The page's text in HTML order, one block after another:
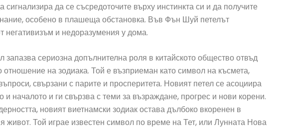
сигнализира да се съсредоточите върху инстинкта си и да получите
особено в плашеща обстановка. Във Фън Шуй петелът
негативизъм и недоразумения у дома.
запазва сериозна допълнителна роля в китайското общество отвъд
отношение на зодиака. Той е възприеман като символ на късмета,
свързани с парите и просперитета. Новият петел се асоциира
и началото и ги свързва с теми за възраждане, прогрес и нови корени.
новият виетнамски зодиак остава дълбоко вкоренен в
живот. Той играе известен символ по време на Тет, или Лунната Нова